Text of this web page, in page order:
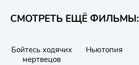
СМОТРЕТЬ ЕЩЁ ФИЛЬМЫ:
Бойтесь ходячих
мертвецов
Ньютопия